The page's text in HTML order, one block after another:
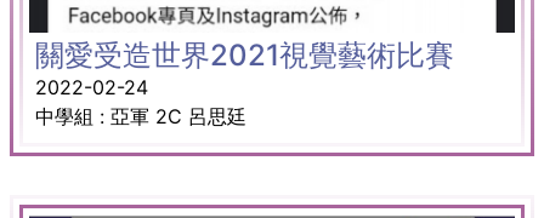
關愛受造世界2021視覺藝術比賽
2022-02-24
中學組 : 亞軍 2C 呂思廷